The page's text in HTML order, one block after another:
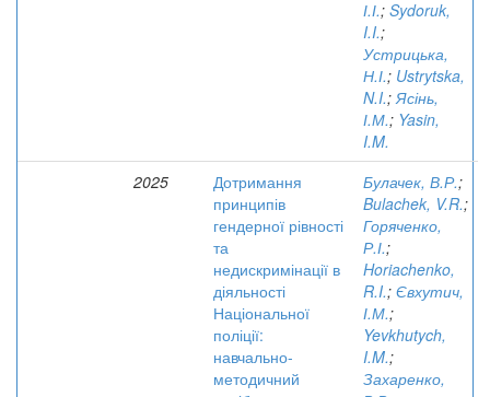
І.І.; Sydoruk,
I.I.;
Устрицька,
Н.І.; Ustrytska,
N.I.;Ясінь,
І.М.; Yasin,
I.M.
2025
Дотримання
принципів
гендерної рівності
та
недискримінації в
діяльності
Національної
поліції:
навчально-
методичний
Булачек, В.Р.;
Bulachek, V.R.;
Горяченко,
Р.І.;
Horiachenko,
R.I.; Євхутич,
І.М.;
Yevkhutych,
I.M.;
Захаренко,